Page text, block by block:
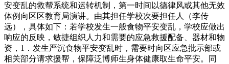
安变乱的救帮系统和运转机制，第一时间以德律风或其他无效
体例向区区教育局演讲。由其担任学校次要担任人（李传
远），具体如下：若学校发生一般食物平安变乱，学校应做出
响应的反映，敏捷组织人力和需要的应急救援配备、器材和物
资，1．发生严沉食物平安变乱时，需要时向区应急批示部或
相关部分请求援帮，保障泛博师生身体健康取生命平安。同